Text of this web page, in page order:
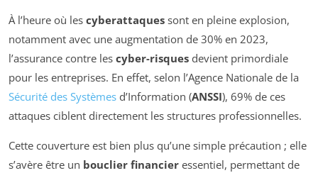
À l’heure où les cyberattaques sont en pleine explosion,
notamment avec une augmentation de 30% en 2023,
l’assurance contre les cyber-risques devient primordiale
pour les entreprises. En effet, selon l’Agence Nationale de la
Sécurité des Systèmes d’Information (ANSSI), 69% de ces
attaques ciblent directement les structures professionnelles.
Cette couverture est bien plus qu’une simple précaution ; elle
s’avère être un bouclier financier essentiel, permettant de